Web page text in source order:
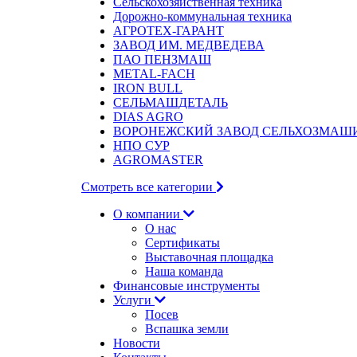
Дорожно-коммунальная техника
АГРОТЕХ-ГАРАНТ
ЗАВОД ИМ. МЕДВЕДЕВА
ПАО ПЕНЗМАШ
METAL-FACH
IRON BULL
СЕЛЬМАШДЕТАЛЬ
DIAS AGRO
ВОРОНЕЖСКИЙ ЗАВОД
НПО СУР
AGROMASTER
Смотреть все категории
О компании
О нас
Сертификаты
Выставочная площадка
Наша команда
Финансовые инструменты
Услуги
Посев
Вспашка земли
Новости